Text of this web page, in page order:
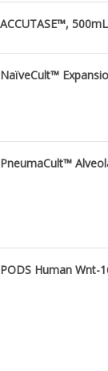
ACCUTASE™,
NaïveCult™
PneumaCult™
PODS Human Wnt-